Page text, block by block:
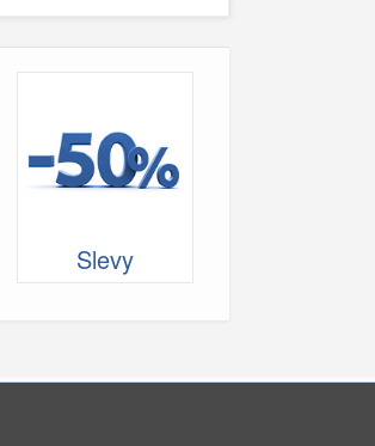
Slevy